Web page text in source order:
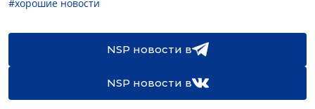
#хорошие новости
NSP новости в
NSP новости в